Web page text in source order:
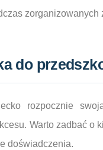
zorganizowanych
do
rozpocznie
Warto zadbać o
doświadczenia.